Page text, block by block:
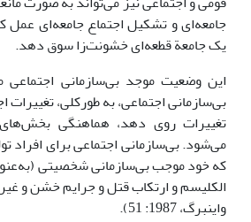
جامعه‌ای و تشکیل اجتماع جامعه‌ای عمل
یک جامعة قطعه‌ای خشونت‌زا سوق دهد.
این وضعیت موجد بی‌سازمانی
بی‌سازمانی اجتماعی، به طورکلی،
تغییرات روی دهد، هماهنگی
می‌شود. بی‌سازمانی اجتماعی برای افراد
که خود موجب بی‌سازمانی شخصیتی
الکلیسم و ارتکاب قتل و جرایم خشن و
واینبرگ، 1987: 51).